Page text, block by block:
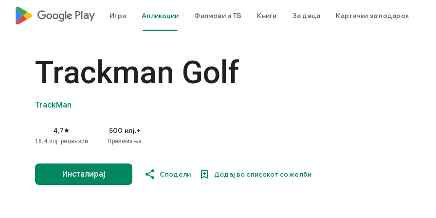
google_logo Play Игри Апликации Филмови и ТВ Книги За деца Картички за подарок
Trackman Golf
TrackMan
4,7star
18,4 илј. рецензии
500 илј.+
Преземања
Инсталирај Сподели Додај во списокот со желби